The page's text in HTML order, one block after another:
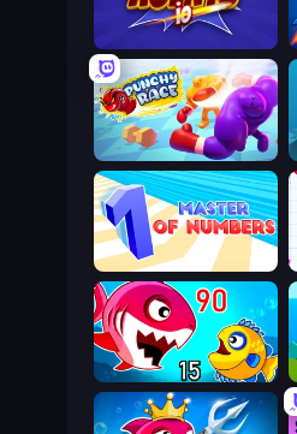
Agents.io
Punchy Race
Master of Numbers
Fish Eat Getting Big